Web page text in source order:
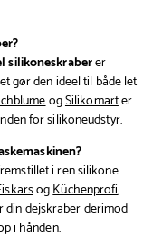
silikoneskraberer
gør den ideel til både let
ogSilikomarter
for silikoneudstyr.
i ren silikone
ogKüchenprofi,
din dejskraber derimod
i hånden.